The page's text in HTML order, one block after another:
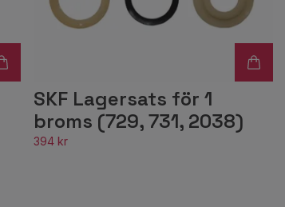
SKF Lagersats för 1
broms (729, 731, 2038)
394 kr